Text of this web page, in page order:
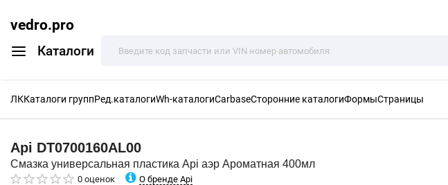
vedro.pro
Каталоги
ЛККаталоги группРед.каталогиWh-каталогиCarbaseСторонние каталогиФормыСтраницы
Api DT0700160AL00
Смазка универсальная пластика Api аэр Ароматная 400мл
0 оценок О бренде Api